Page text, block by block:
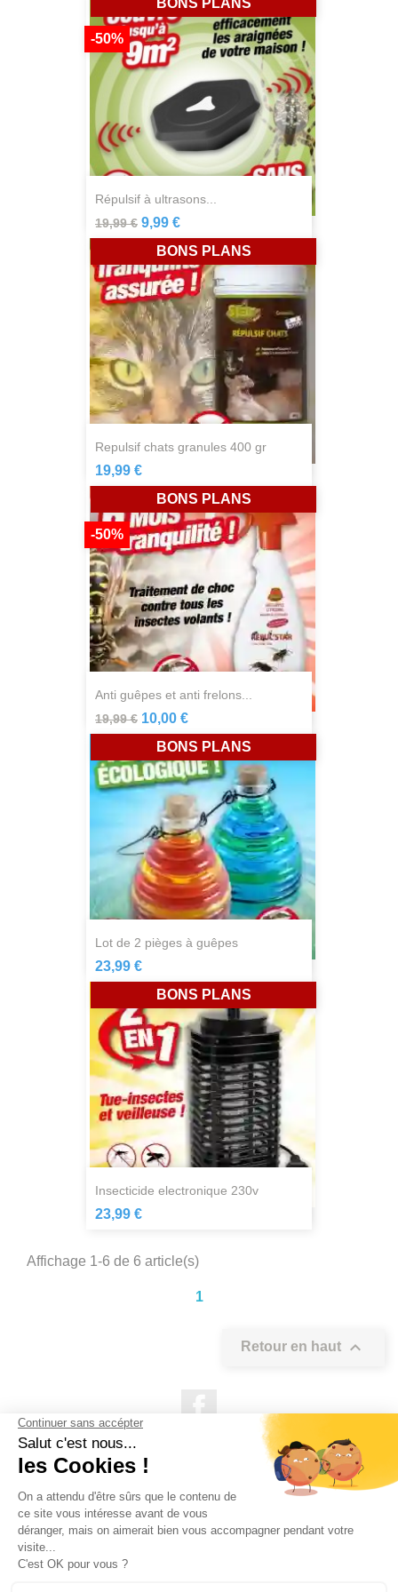
répulsif à ultrasons...
19,99 €
-50%
9,99 €
repulsif chats granules 400 gr
19,99 €
BONS PLANS
anti guêpes et anti frelons...
19,99 €
-50%
10,00 €
BONS PLANS
lot de 2 pièges à guêpes
23,99 €
BONS PLANS
insecticide electronique 230v
23,99 €
BONS PLANS
Affichage 1-6 de 6 article(s)
1
Retour en haut 
NOS PRODUITS
NOTRE SOCIÉTÉ